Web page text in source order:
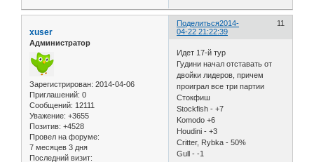
Поделиться 11
2014-
04-22 21:22:39
xuser
Администратор
Зарегистрирован: 2014-04-06
Приглашений: 0
Сообщений: 12111
Уважение: +3655
Позитив: +4528
Провел на форуме:
7 месяцев 3 дня
Последний визит:
Идет 17-й тур
Гудини начал отставать от
двойки лидеров, причем
проиграл все три партии
Стокфиш
Stockfish - +7
Komodo +6
Houdini - +3
Critter, Rybka - 50%
Gull - -1